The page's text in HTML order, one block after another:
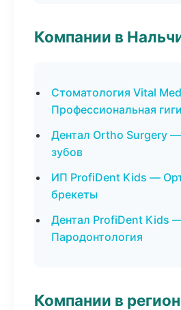
Компании в
Стоматология Vital
Профессиональная
Дентал Ortho Surgery
зубов
ИП ProfiDent Kids —
брекеты
Дентал ProfiDent Kids
Пародонтология
Компании в